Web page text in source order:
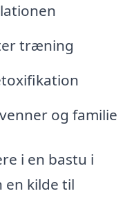
træning
og familie
i en bastu i
en kilde til